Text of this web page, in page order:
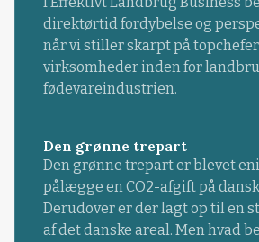
direktørtid fordybelse og
når vi stiller skarpt på
virksomheder inden for
fødevareindustrien.
Den grønne trepart
Den grønne trepart er blevet
pålægge en CO2-afgift på
Derudover er der lagt op til en
af det danske areal. Men hvad